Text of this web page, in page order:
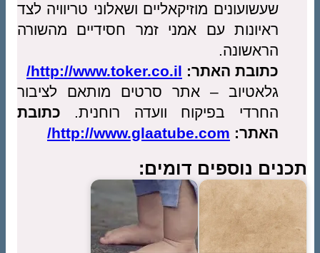
שעשועונים מוזיקאליים ושאלוני טריוויה לצד
ראיונות עם אמני זמר חסידיים מהשורה
הראשונה.
כתובת האתר: http://www.toker.co.il/
גלאטיוב – אתר סרטים מותאם לציבור
החרדי בפיקוח וועדה רוחנית. כתובת
האתר: http://www.glaatube.com/
תכנים נוספים דומים: